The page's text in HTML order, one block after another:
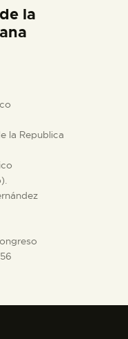
la
la Republica